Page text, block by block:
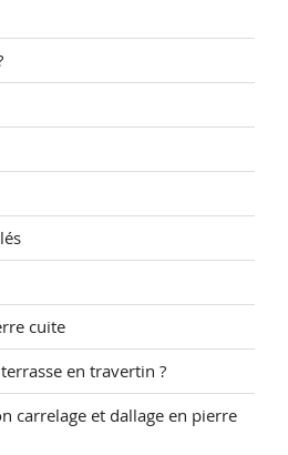
cuite
en travertin ?
carrelage et dallage en pierre